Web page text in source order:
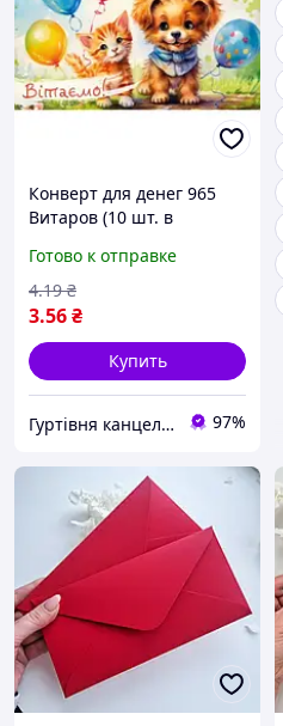
Конверт для денег 965
Витаров (10 шт. в
Готово к отправке
3.56₴
4.19 ₴
Купить
Гуртівня канцелярії, літератури та товарів для дітей 97%